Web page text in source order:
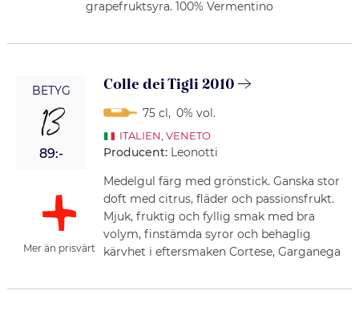
grapefruktsyra. 100% Vermentino
BETYG
13
89:-
Mer än prisvärt
Colle dei Tigli 2010
75 cl, 0% vol.
ITALIEN VENETO
Producent: Leonotti
Medelgul färg med grönstick. Ganska stor
doft med citrus, fläder och passionsfrukt.
Mjuk, fruktig och fyllig smak med bra
volym, finstämda syror och behaglig
kärvhet i eftersmaken Cortese, Garganega